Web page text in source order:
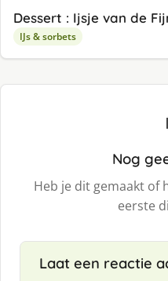
Dessert : Ijsje van de
IJs & sorbets
Nog
Heb je dit gemaakt of
eerste
Laat een reactie